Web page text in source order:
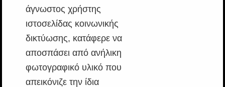
άγνωστος χρήστης
ιστοσελίδας κοινωνικής
δικτύωσης, κατάφερε να
αποσπάσει από ανήλικη
φωτογραφικό υλικό που
απεικόνιζε την ίδια